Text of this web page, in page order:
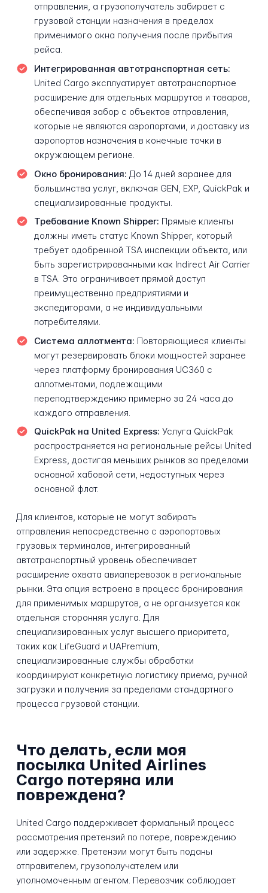
отправления, а грузополучатель забирает с
грузовой станции назначения в пределах
применимого окна получения после прибытия
рейса.
Интегрированная автотранспортная сеть:
United Cargo эксплуатирует автотранспортное
расширение для отдельных маршрутов и товаров,
обеспечивая забор с объектов отправления,
которые не являются аэропортами, и доставку из
аэропортов назначения в конечные точки в
окружающем регионе.
Окно бронирования: До 14 дней заранее для
большинства услуг, включая GEN, EXP, QuickPak и
специализированные продукты.
Требование Known Shipper: Прямые клиенты
должны иметь статус Known Shipper, который
требует одобренной TSA инспекции объекта, или
быть зарегистрированными как Indirect Air Carrier
в TSA. Это ограничивает прямой доступ
преимущественно предприятиями и
экспедиторами, а не индивидуальными
потребителями.
Система аллотмента: Повторяющиеся клиенты
могут резервировать блоки мощностей заранее
через платформу бронирования UC360 с
аллотментами, подлежащими
переподтверждению примерно за 24 часа до
каждого отправления.
QuickPak на United Express: Услуга QuickPak
распространяется на региональные рейсы United
Express, достигая меньших рынков за пределами
основной хабовой сети, недоступных через
основной флот.
Для клиентов, которые не могут забирать
отправления непосредственно с аэропортовых
грузовых терминалов, интегрированный
автотранспортный уровень обеспечивает
расширение охвата авиаперевозок в региональные
рынки. Эта опция встроена в процесс бронирования
для применимых маршрутов, а не организуется как
отдельная сторонняя услуга. Для
специализированных услуг высшего приоритета,
таких как LifeGuard и UAPremium,
специализированные службы обработки
координируют конкретную логистику приема, ручной
загрузки и получения за пределами стандартного
процесса грузовой станции.
Что делать, если моя
посылка United Airlines
Cargo потеряна или
повреждена?
United Cargo поддерживает формальный процесс
рассмотрения претензий по потере, повреждению
или задержке. Претензии могут быть поданы
отправителем, грузополучателем или
уполномоченным агентом. Перевозчик соблюдает